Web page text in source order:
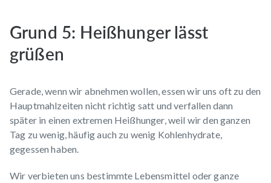
Grund 5: Heißhunger lässt
grüßen
Gerade, wenn wir abnehmen wollen, essen wir uns oft zu den
Hauptmahlzeiten nicht richtig satt und verfallen dann
später in einen extremen Heißhunger, weil wir den ganzen
Tag zu wenig, häufig auch zu wenig Kohlenhydrate,
gegessen haben.
Wir verbieten uns bestimmte Lebensmittel oder ganze